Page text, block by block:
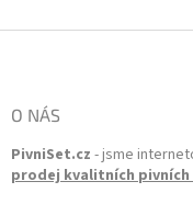
O NÁS
PivniSet.cz - jsme
prodej kvalitních